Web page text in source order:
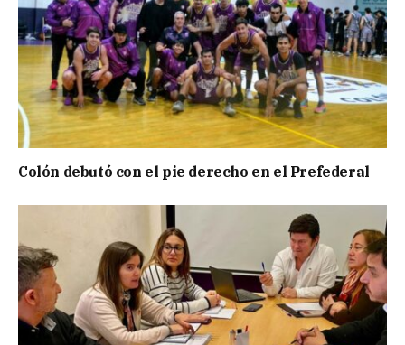
Colón debutó con el pie derecho en el Prefederal